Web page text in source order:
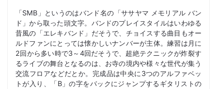
「SMB」というのはバンド名の「ササヤマ メモリアル バン
ド」から取った頭文字。バンドのプレイスタイルはいわゆる
昔風の「エレキバンド」だそうで、チョイスする曲目もオー
ルドファンにとっては懐かしいナンバーが主体。練習は月に
2回から多い時で3～4回だそうで、超絶テクニックが炸裂す
るライブの舞台となるのは、お寺の境内や様々な世代が集う
交流フロアなどだとか。完成品は中央に3つのアルファベッ
トが入り、「B」の字をバックにジャンプするギタリストの